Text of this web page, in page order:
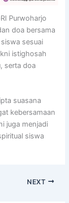
Purwoharjo
doa bersama
sesuai
istighosah
serta doa
suasana
kebersamaan
juga menjadi
siswa
NEXT